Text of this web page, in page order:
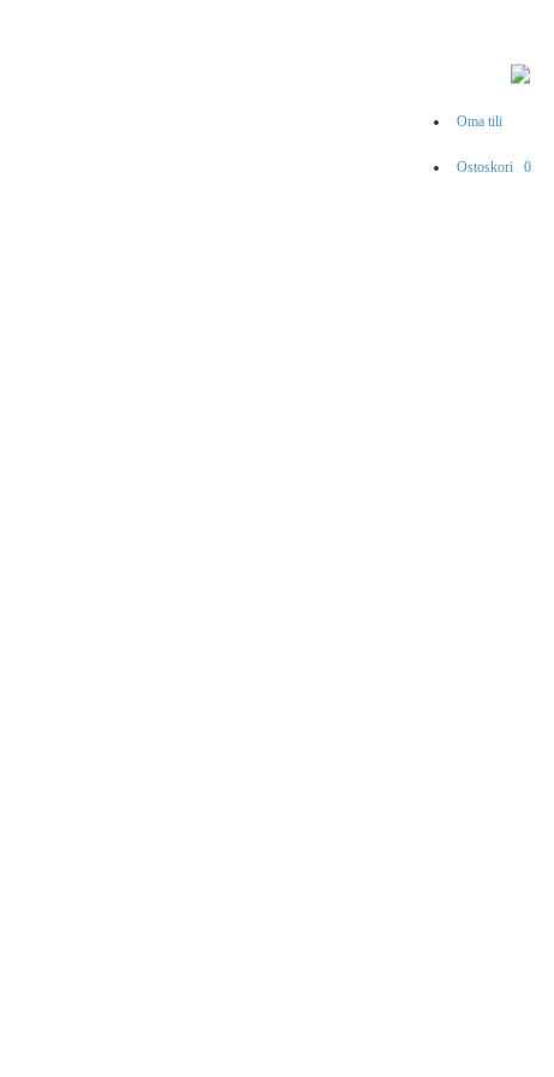
Oma tili
Ostoskori 0